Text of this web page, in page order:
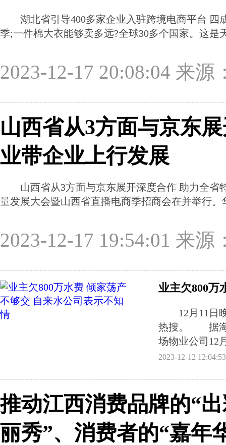
湖北省引导400多家企业入驻跨境电商平台 四
季;一件棉大衣能够卖多远?全球30多个国家。这是
2023-12-17 20:08:04 来源
山西省从3方面与京东
业带企业上行发展
山西省从3方面与京东展开深度合作 助力全
量发展大会暨山西省直播电商季招商会在并举行
2023-12-17 19:54:01 来源
业主欠800万
12月11日晚
热搜。 据海
场物业公司12
2023-12-12
推动江西消费品牌的“
丽秀”、消费者的“嘉年